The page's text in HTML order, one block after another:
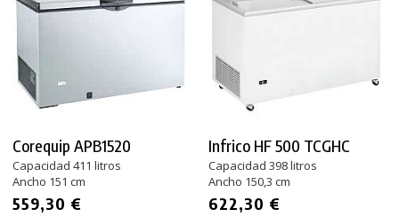
Corequip APB1520
Capacidad 411 litros
Ancho 151 cm
559,30 €
Infrico HF 500 TCGHC
Capacidad 398 litros
Ancho 150,3 cm
622,30 €